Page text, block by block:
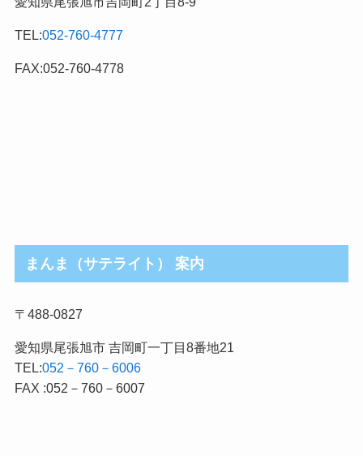
カ
ゴ
リ
TEL:052-760-4777
FAX:052-760-4778
まんま（サテライト） 案内
〒488-0827
愛知県尾張旭市 吉岡町一丁目8番地21
TEL:052－760－6006
FAX :052－760－6007